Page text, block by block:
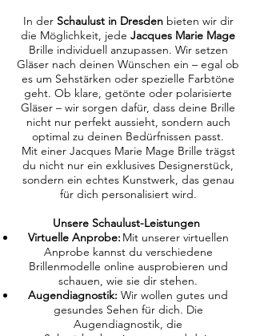
In der Schaulust in Dresdenbieten wir dir
die Möglichkeit, jede Jacques Marie Mage
Brille individuell anzupassen. Wir setzen
Gläser nach deinen Wünschen ein – egal ob
es um Sehstärken oder spezielle Farbtöne
geht. Ob klare, getönte oder polarisierte
Gläser – wir sorgen dafür, dass deine Brille
nicht nur perfekt aussieht, sondern auch
optimal zu deinen Bedürfnissen passt.
Mit einer Jacques Marie Mage Brille trägst
du nicht nur ein exklusives Designerstück,
sondern ein echtes Kunstwerk, das genau
für dich personalisiert wird.
Unsere Schaulust-Leistungen
Virtuelle Anprobe: Mit unserer virtuellen
Anprobe kannst du verschiedene
Brillenmodelle online ausprobieren und
schauen, wie sie dir stehen.
Augendiagnostik: Wir wollen gutes und
gesundes Sehen für dich. Die
Augendiagnostik, die